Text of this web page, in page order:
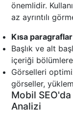
önemlidir.
az ayrıntılı
Kısa paragraflar
Başlık ve alt
içeriği bölümlere
Görselleri
görseller,
Mobil SEO'da
Analizi